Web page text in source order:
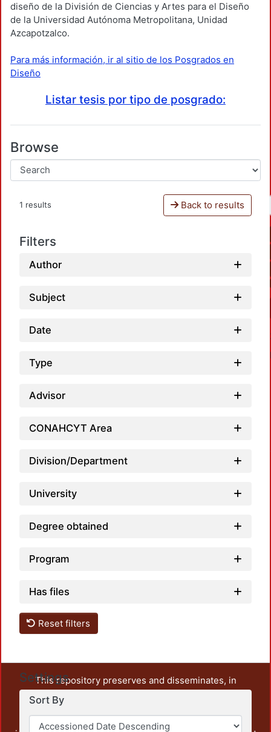
diseño de la División de Ciencias y Artes para el Diseño
de la Universidad Autónoma Metropolitana, Unidad
Azcapotzalco.
Para más información, ir al sitio de los Posgrados en
Diseño
Listar tesis por tipo de posgrado:
Browse
1 results Back to results
Filters
Author
Subject
Date
Type
Advisor
CONAHCYT Area
Division/Department
University
Degree obtained
Program
Has files
Reset filters
Settings
Sort By
This repository preserves and disseminates, in
unrestricted open access, the teaching and research
output of UAM Azcapotzalco. It also includes some
administrative and graphic documents from the